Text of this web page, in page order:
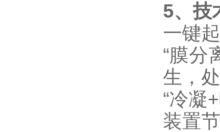
5、技
一键
“膜分
生，
“冷凝
装置